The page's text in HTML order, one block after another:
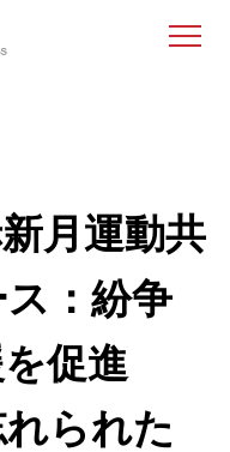
月運動共
：紛争
促進
れられた